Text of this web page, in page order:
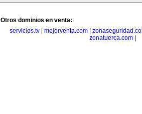
Otros dominios en venta:
servicios.tv| mejorventa.com|
zonatuerca.com|